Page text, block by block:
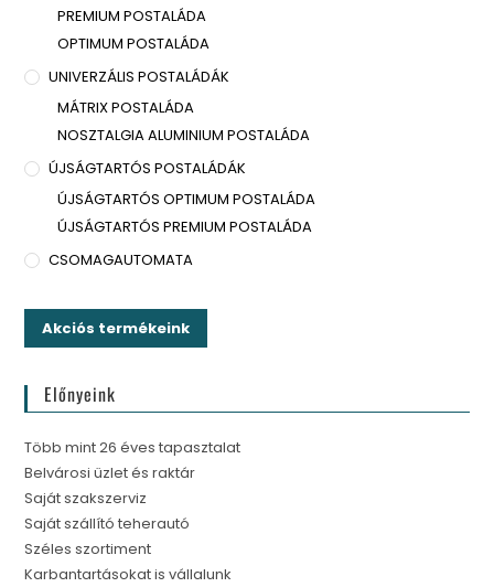
PREMIUM POSTALÁDA
OPTIMUM POSTALÁDA
UNIVERZÁLIS POSTALÁDÁK
MÁTRIX POSTALÁDA
NOSZTALGIA ALUMINIUM POSTALÁDA
ÚJSÁGTARTÓS POSTALÁDÁK
ÚJSÁGTARTÓS OPTIMUM POSTALÁDA
ÚJSÁGTARTÓS PREMIUM POSTALÁDA
CSOMAGAUTOMATA
Akciós termékeink
Előnyeink
Több mint 26 éves tapasztalat
Belvárosi üzlet és raktár
Saját szakszerviz
Saját szállító teherautó
Széles szortiment
Karbantartásokat is vállalunk